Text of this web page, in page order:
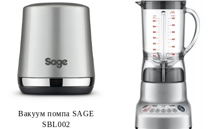
Вакуум помпа SAGE
SBL002